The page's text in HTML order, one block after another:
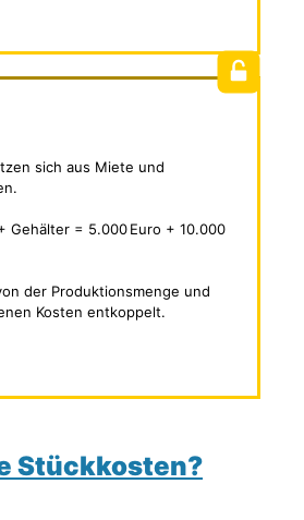
sich aus Miete und
Gehälter = 5.000 Euro + 10.000
der Produktionsmenge und
Kosten entkoppelt.
Stückkosten?